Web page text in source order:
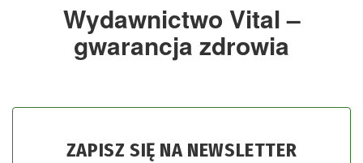
Wydawnictwo Vital –
gwarancja zdrowia
ZAPISZ SIĘ NA NEWSLETTER